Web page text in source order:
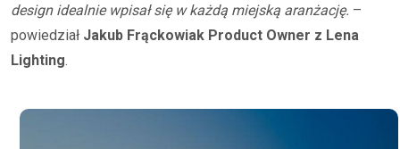
design idealnie wpisał się w każdą miejską aranżację. –
powiedział Jakub Frąckowiak Product Owner z Lena
Lighting.